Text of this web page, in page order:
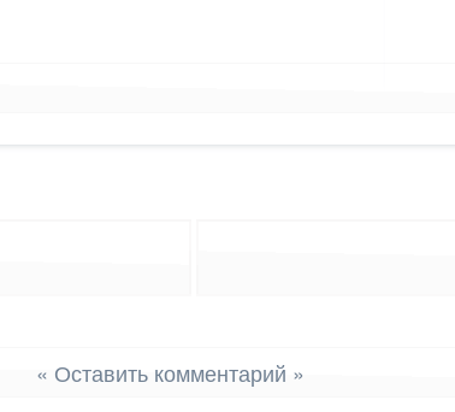
« Оставить комментарий »